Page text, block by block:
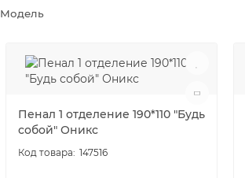
Модель
Пенал 1 отделение 190*110 "Будь
собой" Оникс
147516